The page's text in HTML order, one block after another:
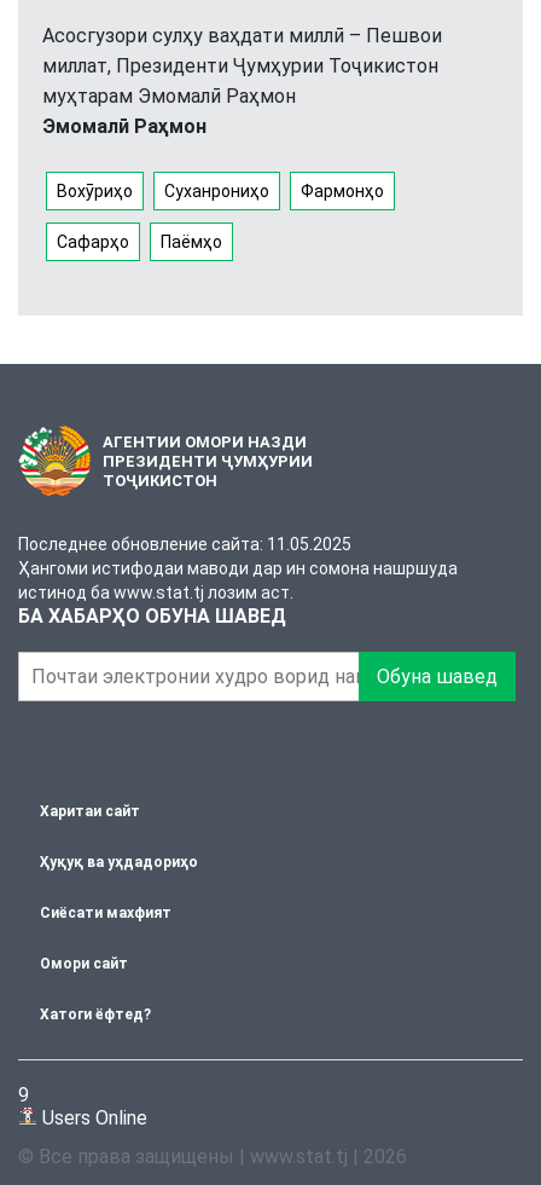
Асосгузори сулҳу ваҳдати миллӣ – Пешвои
миллат, Президенти Ҷумҳурии Тоҷикистон
муҳтарам Эмомалӣ Раҳмон
Эмомалӣ Раҳмон
Вохӯриҳо Суханрониҳо Фармонҳо
Сафарҳо Паёмҳо
АГЕНТИИ ОМОРИ НАЗДИ
ПРЕЗИДЕНТИ ҶУМҲУРИИ
ТОҶИКИСТОН
Последнее обновление сайта: 11.05.2025
Ҳангоми истифодаи маводи дар ин сомона нашршуда
истинод ба www.stat.tj лозим аст.
БА ХАБАРҲО ОБУНА ШАВЕД
Обуна шавед
Харитаи сайт
Ҳуқуқ ва уҳдадориҳо
Сиёсати махфият
Омори сайт
Хатоги ёфтед?
9
Users Online
© Все права защищены | www.stat.tj | 2026